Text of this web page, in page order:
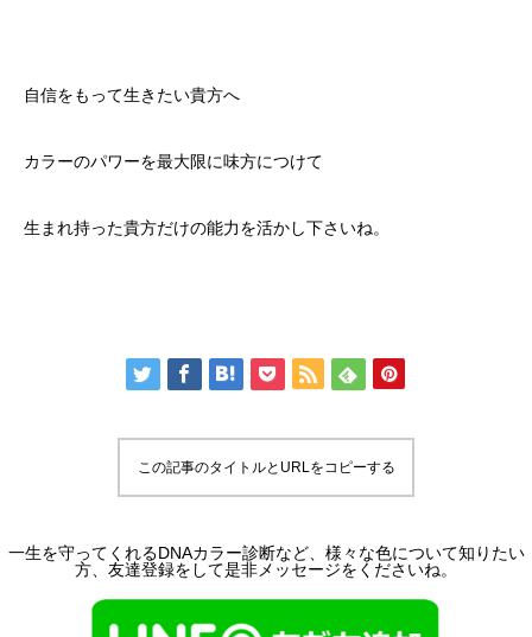
自信をもって生きたい貴方へ
カラーのパワーを最大限に味方につけて
生まれ持った貴方だけの能力を活かし下さいね。
この記事のタイトルとURLをコピーする
一生を守ってくれるDNAカラー診断など、様々な色について知りたい
方、友達登録をして是非メッセージをくださいね。